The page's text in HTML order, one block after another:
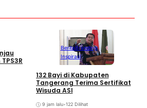
BeritaBranding
Inspirasi
132 Bayi di Kabupaten
Tangerang Terima Sertifikat
Wisuda ASI
9 jam lalu•122 Dilihat